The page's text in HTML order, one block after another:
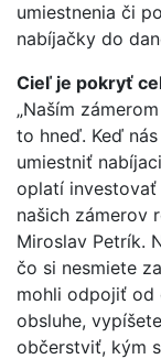
umiestnenia či
nabíjačky do
Cieľ je pokryť
„Naším
to hneď. Keď
umiestniť
oplatí
našich zámerov
Miroslav Petrík.
čo si nesmiete
mohli odpojiť od
obsluhe,
občerstviť, kým